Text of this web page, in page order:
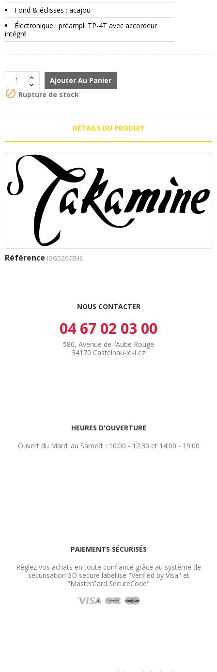
Fond & éclisses : acajou
Électronique : préampli TP-4T avec accordeur
intégré
Ajouter Au Panier
 Rupture de stock
DÉTAILS DU PRODUIT
Référence IGGD20CENS
NOUS CONTACTER
04 67 02 03 00
580, Avenue de l’Aube Rouge
34170 Castelnau-le-Lez
HEURES D'OUVERTURE
Ouvert du Mardi au Samedi : 10:00 - 12:30 et 14:00 - 19:00
PAIEMENTS SÉCURISÉS
Réglez vos achats en toute confiance grâce au système de
sécurisation 3D secure labellisé "Verified by Visa" et
"MasterCard SecureCode"